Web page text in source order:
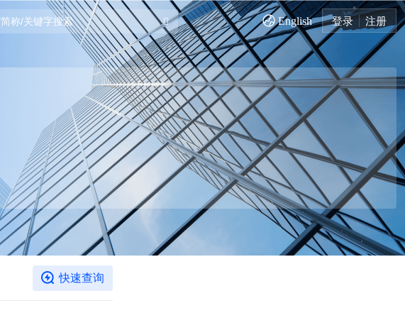
English 登录 注册
快速查询